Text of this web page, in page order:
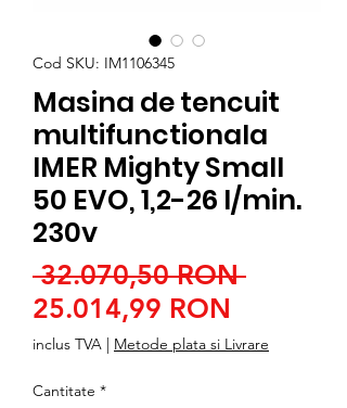
Cod SKU: IM1106345
Masina de tencuit
multifunctionala
IMER Mighty Small
50 EVO, 1,2-26 l/min.
230v
32.070,50 RON Preț
25.014,99 RON
redus
inclus TVA | Metode plata si Livrare
Cantitate *